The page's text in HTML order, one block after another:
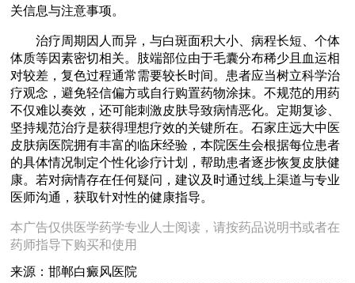
关信息与注意事项。
治疗周期因人而异，与白斑面积大小、病程长短、个体
体质等因素密切相关。肢端部位由于毛囊分布稀少且血运相
对较差，复色过程通常需要较长时间。患者应当树立科学治
疗观念，避免轻信偏方或自行购置药物涂抹。不规范的用药
不仅难以奏效，还可能刺激皮肤导致病情恶化。定期复诊、
坚持规范治疗是获得理想疗效的关键所在。石家庄远大中医
皮肤病医院拥有丰富的临床经验，本院医生会根据每位患者
的具体情况制定个性化诊疗计划，帮助患者逐步恢复皮肤健
康。若对病情存在任何疑问，建议及时通过线上渠道与专业
医师沟通，获取针对性的健康指导。
本广告仅供医学药学专业人士阅读，请按药品说明书或者在
药师指导下购买和使用
来源：邯郸白癜风医院